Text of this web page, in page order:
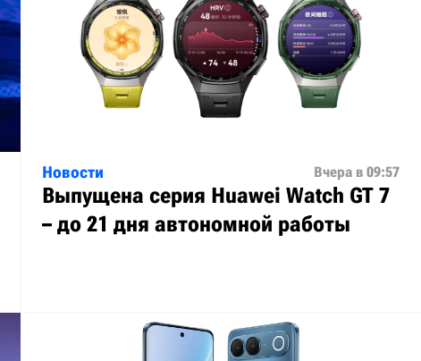
Новости Вчера в 09:57
Выпущена серия Huawei Watch GT 7
– до 21 дня автономной работы